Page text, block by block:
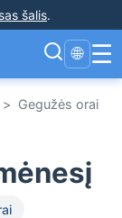
šalis.
🌐 ☰
> Gegužės orai